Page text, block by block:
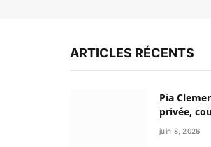
ARTICLES RÉCENTS
Pia
privée,
discrétion
journaliste
juin 8, 2026